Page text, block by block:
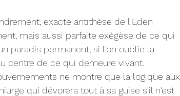
exacte antithèse de l'Eden
mais aussi parfaite exégèse de ce qui
paradis permanent, si l'on oublie la
centre de ce qui demeure vivant.
ne montre que la logique aux
qui dévorera tout à sa guise s'il n'est